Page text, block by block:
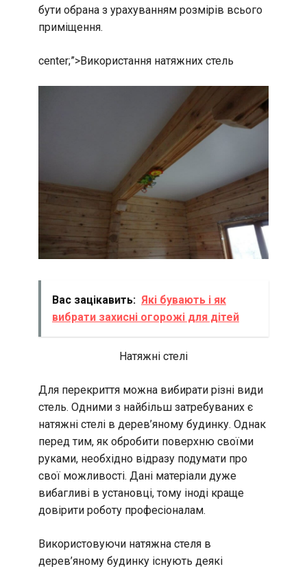
бути обрана з урахуванням розмірів всього
приміщення.
center;”>Використання натяжних стель
Вас зацікавить: Які бувають і як
вибрати захисні огорожі для дітей
Натяжні стелі
Для перекриття можна вибирати різні види
стель. Одними з найбільш затребуваних є
натяжні стелі в дерев’яному будинку. Однак
перед тим, як обробити поверхню своїми
руками, необхідно відразу подумати про
свої можливості. Дані матеріали дуже
вибагливі в установці, тому іноді краще
довірити роботу професіоналам.
Використовуючи натяжна стеля в
дерев’яному будинку існують деякі